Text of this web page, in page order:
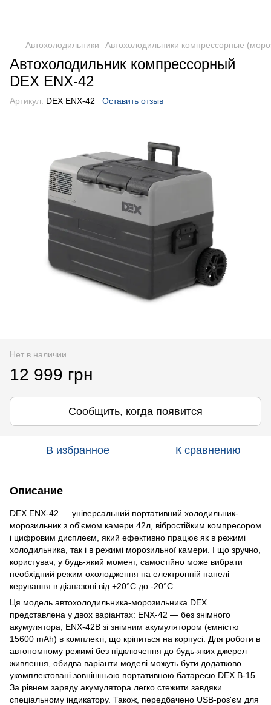
Автохолодильники Автохолодильники компрессорные
Автохолодильник компрессорный
DEX ENX-42
Артикул: DEX ENX-42 Оставить отзыв
Нет в наличии
12 999 грн
Сообщить, когда появится
В избранное К сравнению
Описание
DEX ENX-42 — універсальний портативний холодильник-
морозильник з об'ємом камери 42л, вібростійким компресором
і цифровим дисплеєм, який ефективно працює як в режимі
холодильника, так і в режимі морозильної камери. І що зручно,
користувач, у будь-який момент, самостійно може вибрати
необхідний режим охолодження на електронній панелі
керування в діапазоні від +20°С до -20°С.
Ця модель автохолодильника-морозильника DEX
представлена у двох варіантах: ENX-42 — без знімного
акумулятора, ENX-42B зі знімним акумулятором (ємністю
15600 mAh) в комплекті, що кріпиться на корпусі. Для роботи в
автономному режимі без підключення до будь-яких джерел
живлення, обидва варіанти моделі можуть бути додатково
укомплектовані зовнішньою портативною батареєю DEX B-15.
За рівнем заряду акумулятора легко стежити завдяки
спеціальному індикатору. Також, передбачено USB-роз'єм для